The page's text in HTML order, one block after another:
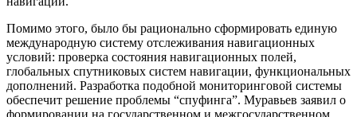
Помимо этого, было бы рационально сформировать единую
международную систему отслеживания навигационных
условий: проверка состояния навигационных полей,
глобальных спутниковых систем навигации, функциональных
дополнений. Разработка подобной мониторинговой системы
обеспечит решение проблемы “спуфинга”. Муравьев заявил о
формировании на государственном и межгосударственном